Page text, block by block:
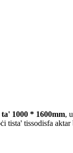
1000 * 1600mm,
tista' tissodisfa